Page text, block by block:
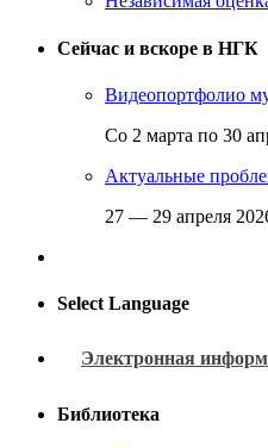
Сейчас и вскоре в НГК
Видеопортфолио
Со 2 марта по 30
Актуальные
27 — 29 апреля
Select Language
Электронная
Библиотека